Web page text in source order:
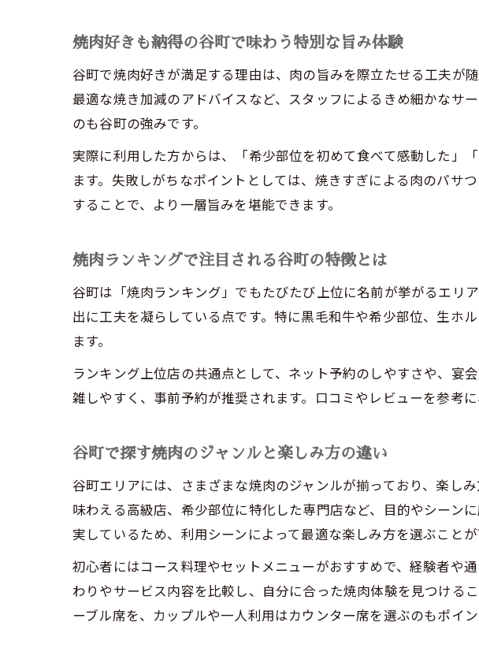
谷町四丁
ジャンル
焼肉の旨
上質な焼肉で
ジャンル
焼肉ラン
焼肉好きも納得の谷町で味わう特別な旨み体験
谷町で焼肉好きが満足する理由は、肉の旨みを際立たせる工夫が
最適な焼き加減のアドバイスなど、スタッフによるきめ細かなサ
のも谷町の強みです。
実際に利用した方からは、「希少部位を初めて食べて感動した」
ます。失敗しがちなポイントとしては、焼きすぎによる肉のパサ
することで、より一層旨みを堪能できます。
焼肉ランキングで注目される谷町の特徴とは
谷町は「焼肉ランキング」でもたびたび上位に名前が挙がるエリ
出に工夫を凝らしている点です。特に黒毛和牛や希少部位、生ホ
ます。
ランキング上位店の共通点として、ネット予約のしやすさや、宴
雑しやすく、事前予約が推奨されます。口コミやレビューを参考
谷町で探す焼肉のジャンルと楽しみ方の違い
谷町エリアには、さまざまな焼肉のジャンルが揃っており、楽し
味わえる高級店、希少部位に特化した専門店など、目的やシーン
実しているため、利用シーンによって最適な楽しみ方を選ぶことが
初心者にはコース料理やセットメニューがおすすめで、経験者や
わりやサービス内容を比較し、自分に合った焼肉体験を見つける
ーブル席を、カップルや一人利用はカウンター席を選ぶのもポイン